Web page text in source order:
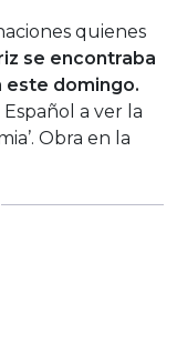
quienes
se encontraba
este domingo.
a ver la
Obra en la